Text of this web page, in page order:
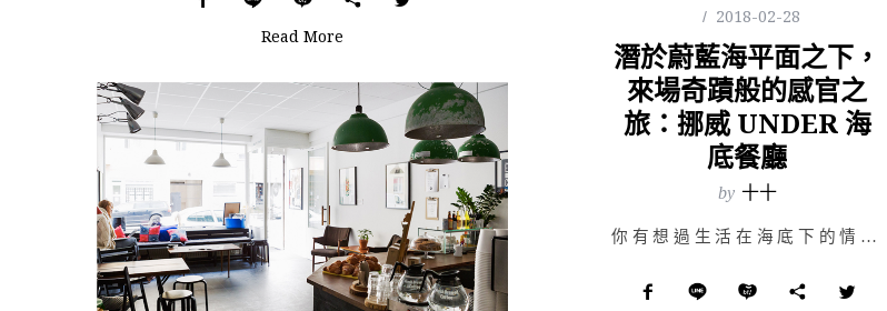
Read More
2018-02-28
潛於蔚藍海平面之下，
來場奇蹟般的感官之
旅：挪威 UNDER 海
底餐廳
by 十十
你有想過生活在海底下的情景嗎？在挪威海岸線最北端的 Båly 村，出現了世界最大的水下餐廳——Und…